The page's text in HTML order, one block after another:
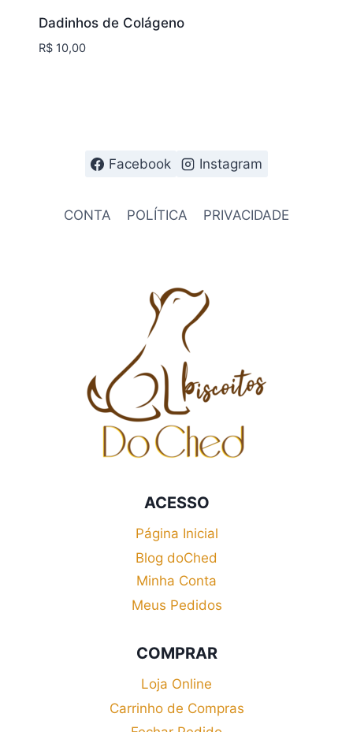
Dadinhos de Colágeno
R$10,00
Facebook Instagram
CONTA POLÍTICA PRIVACIDADE
ACESSO
Página Inicial
Blog doChed
Minha Conta
Meus Pedidos
COMPRAR
Loja Online
Carrinho de Compras